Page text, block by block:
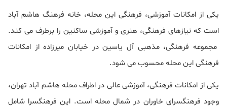
یکی از امکانات آموزشی، فرهنگی این محله، خانه فرهنگ هاشم آباد
است که نیازهای فرهنگی، هنری و آموزشی ساکنین را برطرف می کند.
مجموعه فرهنگی، مذهبی آل یاسین در خیابان میرزاده از امکانات
فرهنگی این محله محسوب می شود.
یکی از امکانات فرهنگی، آموزشی عالی در اطراف محله هاشم آباد تهران،
وجود فرهنگسرای خاوران در شمال محله است. این فرهنگسرا شامل